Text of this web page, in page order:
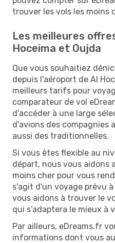
trouver les vols les moins
Les meilleures
Hoceima et Oujda
Que vous souhaitiez
depuis l'aéroport de Al
meilleurs tarifs pour
comparateur de vol
d'accéder à une large
d'avions des compagnies
aussi des traditionnelles.
Si vous êtes flexible au
départ, nous vous aidons
moins cher pour vous
s'agit d'un voyage prévu
vous aidons à trouver le
qui s’adaptera le mieux à
Par ailleurs, eDreams.fr
informations dont vous